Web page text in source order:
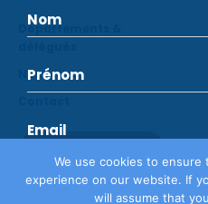
We use cookies to
experience on our website. If
will assume that
Départements &
Nouvelles